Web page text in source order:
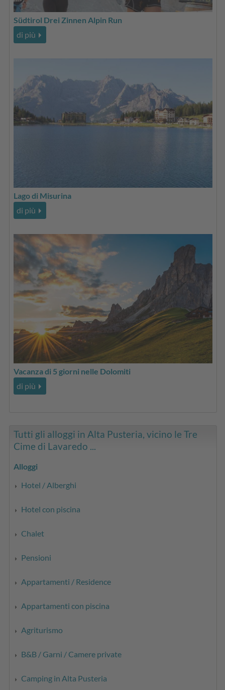
Südtirol Drei Zinnen Alpin Run
di più
Lago di Misurina
di più
Vacanza di 5 giorni nelle Dolomiti
di più
Tutti gli alloggi in Alta Pusteria, vicino le Tre
Cime di Lavaredo ...
Alloggi
Hotel / Alberghi
Hotel con piscina
Chalet
Pensioni
Appartamenti / Residence
Appartamenti con piscina
Agriturismo
B&B / Garni / Camere private
Camping in Alta Pusteria